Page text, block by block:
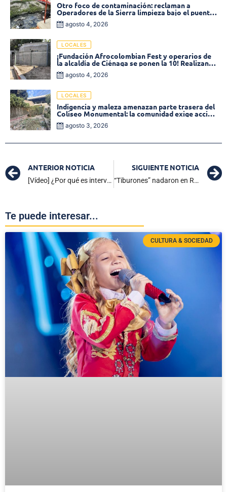
Otro foco de contaminación: reclaman a
Operadores de la Sierra limpieza bajo el puente
de la calle 19 con carrera 11
agosto 4, 2026
LOCALES
¡Fundación Afrocolombian Fest y operarios de
la alcaldía de Ciénaga se ponen la 10! Realizan
limpieza de la parte posterior del Coliseo
Monumental
agosto 4, 2026
LOCALES
Indigencia y maleza amenazan parte trasera del
Coliseo Monumental: la comunidad exige acción
inmediata!
agosto 3, 2026
ANTERIOR NOTICIA
[Vídeo] ¿Por qué es intervenida la EPS Sanitas? Superintendente de Salud Explica
SIGUIENTE NOTICIA
“Tiburones” nadaron en Río y devoraron 1×3 al Botafogo
Te puede interesar...
CULTURA & SOCIEDAD